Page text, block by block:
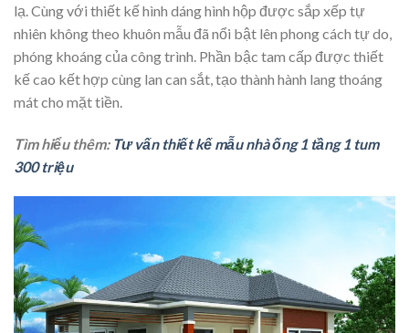
lạ. Cùng với thiết kế hình dáng hình hộp được sắp xếp tự
nhiên không theo khuôn mẫu đã nổi bật lên phong cách tự do,
phóng khoáng của công trình. Phần bậc tam cấp được thiết
kế cao kết hợp cùng lan can sắt, tạo thành hành lang thoáng
mát cho mặt tiền.
Tìm hiểu thêm: Tư vấn thiết kế mẫu nhà ống 1 tầng 1 tum
300 triệu